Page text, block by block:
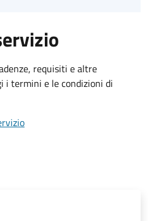
requisiti e altre
i termini e le condizioni di